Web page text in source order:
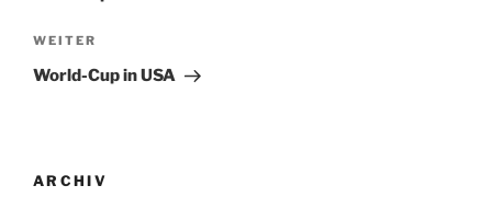
Nächster
Beitrag
WEITER
World-Cup in USA
ARCHIV